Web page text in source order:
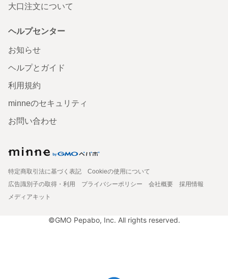
大口注文について
ヘルプセンター
お知らせ
ヘルプとガイド
利用規約
minneのセキュリティ
お問い合わせ
特定商取引法に基づく表記
Cookieの使用について
広告識別子の取得・利用
プライバシーポリシー 会社概要
採用情報
メディアキット
©GMO Pepabo, Inc. All rights reserved.